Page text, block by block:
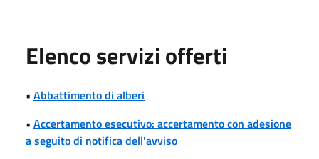
Elenco servizi offerti
• Abbattimento di alberi
• Accertamento esecutivo: accertamento con adesione
a seguito di notifica dell'avviso